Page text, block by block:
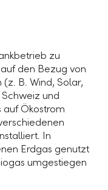
zu
den Bezug von
B. Wind, Solar,
und
auf Ökostrom
In
Erdgas genutzt
umgestiegen